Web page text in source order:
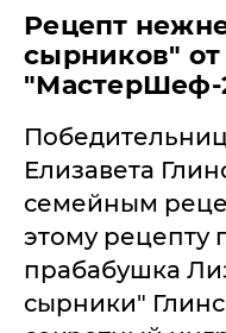
Рецепт
сырников"
"МастерШеф-
Елизавета
семейным
этому рецепту
прабабушка
сырники"